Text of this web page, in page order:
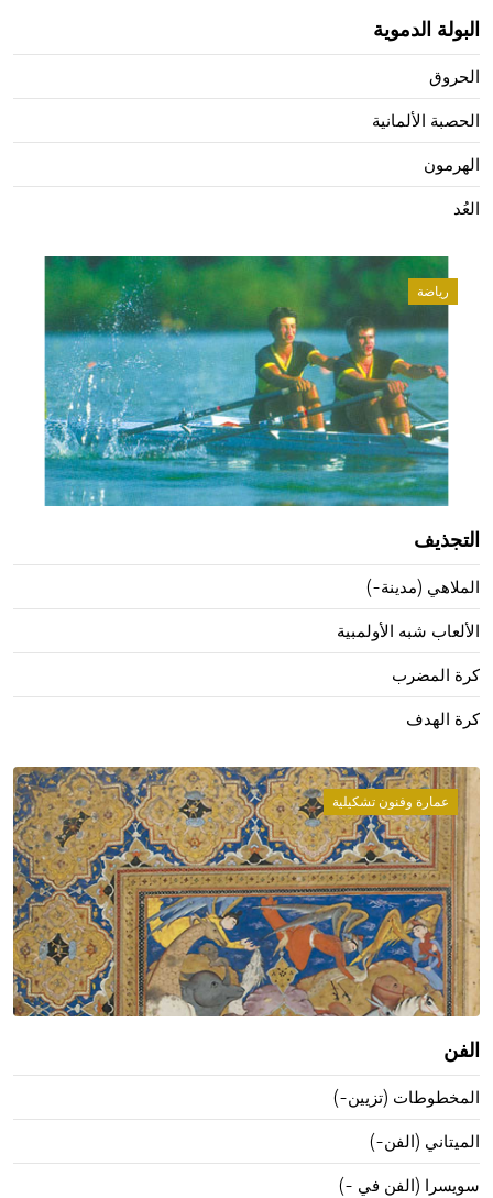
البولة الدموية
الحروق
الحصبة الألمانية
الهرمون
العُد
رياضة
التجذيف
الملاهي (مدينة-)
الألعاب شبه الأولمبية
كرة المضرب
كرة الهدف
عمارة وفنون تشكيلية
الفن
المخطوطات (تزيين-)
الميتاني (الفن-)
سويسرا (الفن في -)